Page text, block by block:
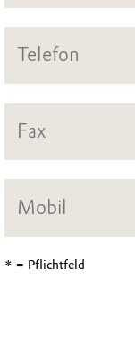
* = Pflichtfeld